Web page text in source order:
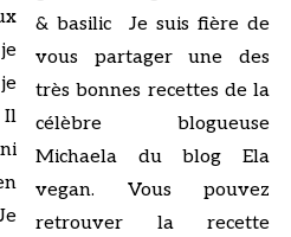
Il
& basilic Je suis fière de
vous partager une des
très bonnes recettes de la
célèbre blogueuse
Michaela du blog Ela
vegan. Vous pouvez
retrouver la recette